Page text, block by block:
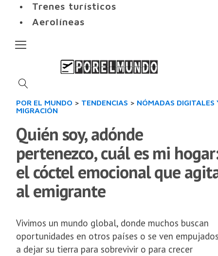
Trenes turísticos
Aerolíneas
POR EL MUNDO > TENDENCIAS > NÓMADAS DIGITALES
MIGRACIÓN
Quién soy, adónde
pertenezco, cuál es mi
el cóctel emocional que
al emigrante
Vivimos un mundo global, donde muchos buscan
oportunidades en otros países o se ven
a dejar su tierra para sobrevivir o para crecer